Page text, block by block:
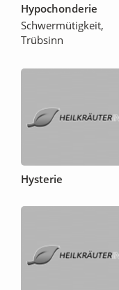
Hypochonderie
Schwermütigkeit,
Trübsinn
Hysterie